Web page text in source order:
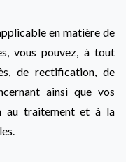
en matière de
vous pouvez, à tout
de rectification, de
ainsi que vos
au traitement et à la